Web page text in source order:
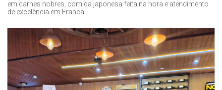
em carnes nobres, comida japonesa feita na hora e atendimento
de excelência em Franca.